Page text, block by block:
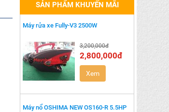
SẢN PHẨM KHUYẾN MÃI
Máy rửa xe Fully-V3 2500W
3,200,000đ
2,800,000đ
Xem
Máy nổ OSHIMA NEW OS160-R 5.5HP